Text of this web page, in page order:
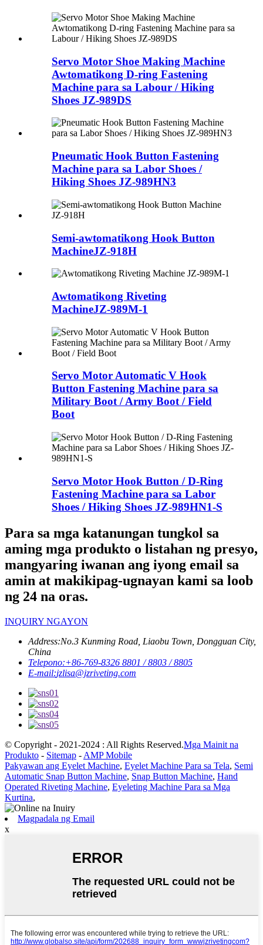
Servo Motor Shoe Making Machine
Awtomatikong D-ring Fastening
Machine para sa Labour / Hiking
Shoes JZ-989DS
Pneumatic Hook Button Fastening
Machine para sa Labor Shoes /
Hiking Shoes JZ-989HN3
Semi-awtomatikong Hook Button
MachineJZ-918H
Awtomatikong Riveting
MachineJZ-989M-1
Servo Motor Automatic V Hook
Button Fastening Machine para sa
Military Boot / Army Boot / Field
Boot
Servo Motor Hook Button / D-Ring
Fastening Machine para sa Labor
Shoes / Hiking Shoes JZ-989HN1-S
Para sa mga katanungan tungkol sa
aming mga produkto o listahan ng presyo,
mangyaring iwanan ang iyong email sa
amin at makikipag-ugnayan kami sa loob
ng 24 na oras.
INQUIRY NGAYON
Address:No.3 Kunming Road, Liaobu Town, Dongguan City,
China
Telepono:+86-769-8326 8801 / 8803 / 8805
E-mail:jzlisa@jzriveting.com
© Copyright - 2021-2024 : All Rights Reserved.Mga Mainit na
Produkto - Sitemap - AMP Mobile
Pakyawan ang Eyelet Machine, Eyelet Machine Para sa Tela, Semi
Automatic Snap Button Machine, Snap Button Machine, Hand
Operated Riveting Machine, Eyeleting Machine Para sa Mga
Kurtina,
Magpadala ng Email
x